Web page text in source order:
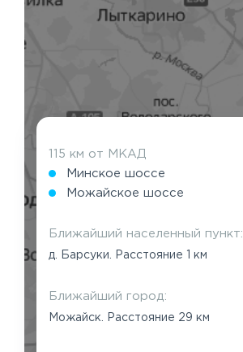
115 км от МКАД
Минское шоссе
Можайское шоссе
Ближайший населенный пункт:
д. Барсуки. Расстояние 1 км
Ближайший город:
Можайск. Расстояние 29 км